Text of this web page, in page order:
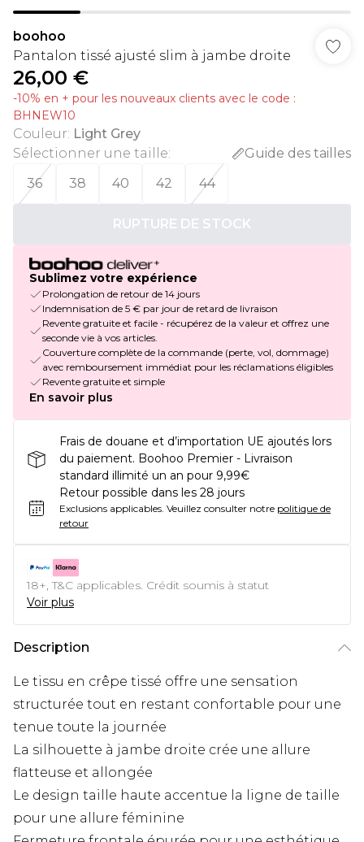
boohoo
Pantalon tissé ajusté slim à jambe droite
26,00 €
-10% en + pour les nouveaux clients avec le code :
BHNEW10
Couleur: Light Grey
Sélectionner une taille:
Guide des tailles
36
38 40 42 44
RUPTURE DE STOCK
Sublimez votre expérience
Prolongation de retour de 14 jours
Indemnisation de 5 € par jour de retard de livraison
Revente gratuite et facile - récupérez de la valeur et offrez une
seconde vie à vos articles.
Couverture complète de la commande (perte, vol, dommage)
avec remboursement immédiat pour les réclamations éligibles
Revente gratuite et simple
En savoir plus
Frais de douane et d’importation UE ajoutés lors
du paiement. Boohoo Premier - Livraison
standard illimité un an pour 9,99€
Retour possible dans les 28 jours
Exclusions applicables. Veuillez consulter notre politique de
retour
18+, T&C applicables. Crédit soumis à statut
Voir plus
Description
Le tissu en crêpe tissé offre une sensation
structurée tout en restant confortable pour une
tenue toute la journée
La silhouette à jambe droite crée une allure
flatteuse et allongée
Le design taille haute accentue la ligne de taille
pour une allure féminine